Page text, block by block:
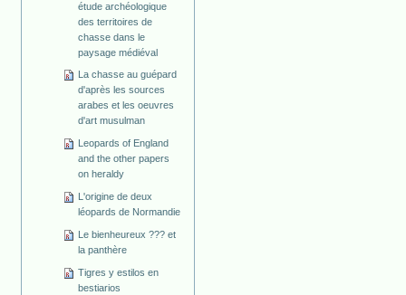
étude archéologique
des territoires de
chasse dans le
paysage médiéval
La chasse au guépard
d'après les sources
arabes et les oeuvres
d'art musulman
Leopards of England
and the other papers
on heraldy
L'origine de deux
léopards de Normandie
Le bienheureux ??? et
la panthère
Tigres y estilos en
bestiarios